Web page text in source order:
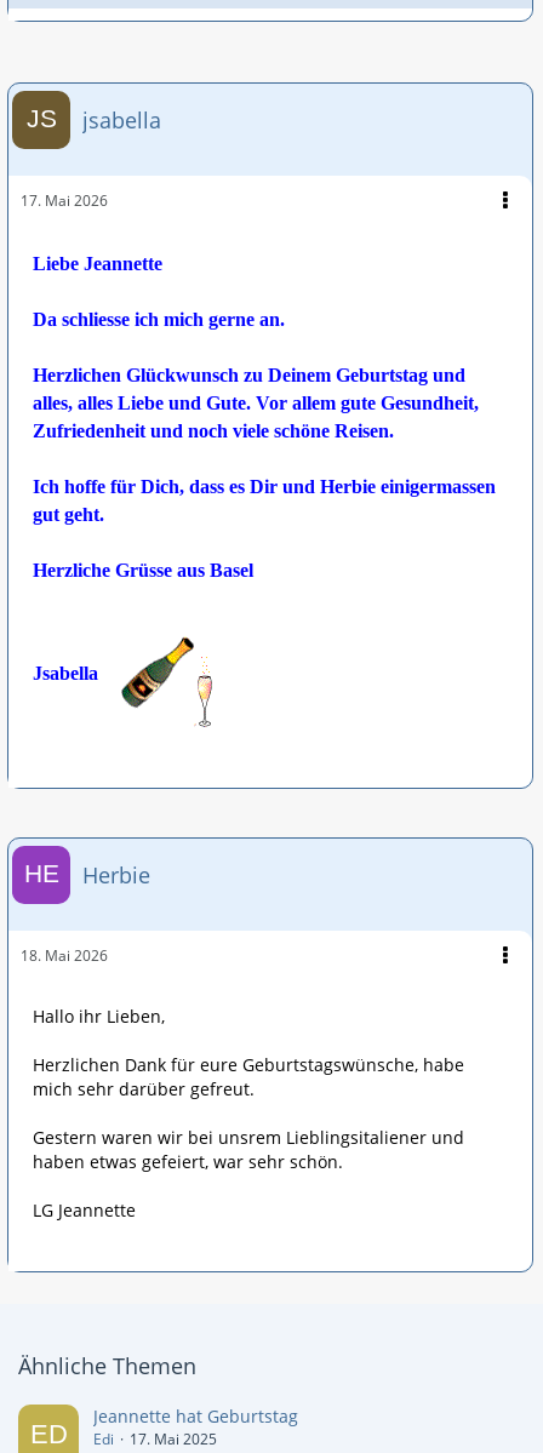
jsabella
17. Mai 2026
Liebe Jeannette
Da schliesse ich mich gerne an.
Herzlichen Glückwunsch zu Deinem Geburtstag und
alles, alles Liebe und Gute. Vor allem gute Gesundheit,
Zufriedenheit und noch viele schöne Reisen.
Ich hoffe für Dich, dass es Dir und Herbie einigermassen
gut geht.
Herzliche Grüsse aus Basel
Jsabella
Herbie
18. Mai 2026
Hallo ihr Lieben,
Herzlichen Dank für eure Geburtstagswünsche, habe
mich sehr darüber gefreut.
Gestern waren wir bei unsrem Lieblingsitaliener und
haben etwas gefeiert, war sehr schön.
LG Jeannette
Ähnliche Themen
Jeannette hat Geburtstag
Edi
17. Mai 2025